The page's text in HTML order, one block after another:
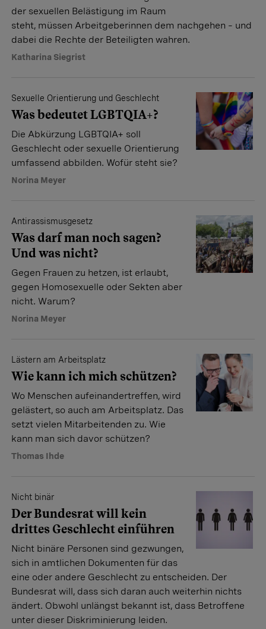
der sexuellen Belästigung im Raum
steht, müssen Arbeitgeberinnen dem nachgehen – und
dabei die Rechte der Beteiligten wahren.
Katharina Siegrist
Sexuelle Orientierung und Geschlecht
Was bedeutet LGBTQIA+?
Die Abkürzung LGBTQIA+ soll
Geschlecht oder sexuelle Orientierung
umfassend abbilden. Wofür steht sie?
Norina Meyer
Antirassismusgesetz
Was darf man noch sagen?
Und was nicht?
Gegen Frauen zu hetzen, ist erlaubt,
gegen Homosexuelle oder Sekten aber
nicht. Warum?
Norina Meyer
Lästern am Arbeitsplatz
Wie kann ich mich schützen?
Wo Menschen aufeinandertreffen, wird
gelästert, so auch am Arbeitsplatz. Das
setzt vielen Mitarbeitenden zu. Wie
kann man sich davor schützen?
Thomas Ihde
Nicht binär
Der Bundesrat will kein
drittes Geschlecht einführen
Nicht binäre Personen sind gezwungen,
sich in amtlichen Dokumenten für das
eine oder andere Geschlecht zu entscheiden. Der
Bundesrat will, dass sich daran auch weiterhin nichts
ändert. Obwohl unlängst bekannt ist, dass Betroffene
unter dieser Diskriminierung leiden.